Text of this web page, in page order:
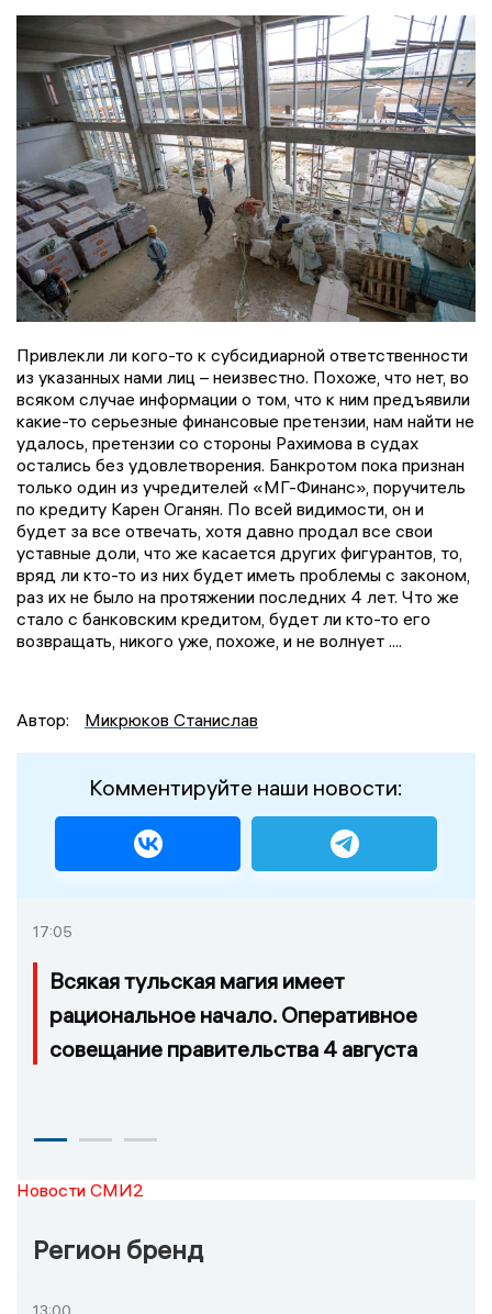
Привлекли ли кого-то к субсидиарной ответственности
из указанных нами лиц – неизвестно. Похоже, что нет, во
всяком случае информации о том, что к ним предъявили
какие-то серьезные финансовые претензии, нам найти не
удалось, претензии со стороны Рахимова в судах
остались без удовлетворения. Банкротом пока признан
только один из учредителей «МГ-Финанс», поручитель
по кредиту Карен Оганян. По всей видимости, он и
будет за все отвечать, хотя давно продал все свои
уставные доли, что же касается других фигурантов, то,
вряд ли кто-то из них будет иметь проблемы с законом,
раз их не было на протяжении последних 4 лет. Что же
стало с банковским кредитом, будет ли кто-то его
возвращать, никого уже, похоже, и не волнует ....
Автор: Микрюков Станислав
Комментируйте наши новости:
17:05
Всякая тульская магия имеет
рациональное начало. Оперативное
совещание правительства 4 августа
Новости СМИ2
Регион бренд